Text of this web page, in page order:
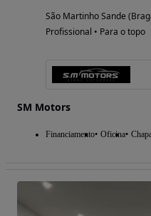
São Martinho Sande
Profissional • Para o topo
SM Motors
Financiamento Oficina